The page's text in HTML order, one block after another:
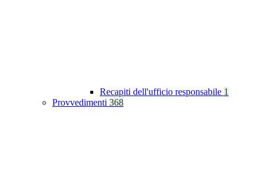
Recapiti dell'ufficio responsabile 1
Provvedimenti 368